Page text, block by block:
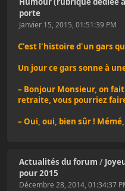
porte
Janvier 15, 2015, 01:51:39 PM
C'est l'histoire d'un gars
Un jour ce gars sonne à
– Bonjour Monsieur, on
retraite, vous pourriez
– Oui, oui, bien sûr !
Actualités du forum /
pour 2015
Décembre 28, 2014, 01:34:37